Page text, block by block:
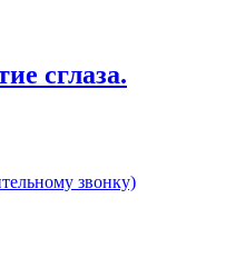
сглаза.
звонку)